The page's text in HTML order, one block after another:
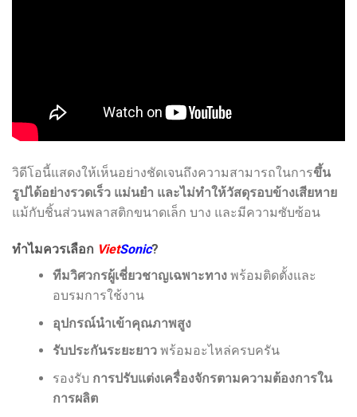
วิดีโอนี้แสดงให้เห็นอย่างชัดเจนถึงความสามารถในการขึ้น
รูปได้อย่างรวดเร็ว แม่นยำ และไม่ทำให้วัสดุรอบข้างเสียหาย
แม้กับชิ้นส่วนพลาสติกขนาดเล็ก บาง และมีความซับซ้อน
ทำไมควรเลือก VietSonic?
ทีมวิศวกรผู้เชี่ยวชาญเฉพาะทางพร้อมติดตั้งและ
อบรมการใช้งาน
อุปกรณ์นำเข้าคุณภาพสูง
รับประกันระยะยาวพร้อมอะไหล่ครบครัน
รองรับ การปรับแต่งเครื่องจักรตามความต้องการใน
การผลิต